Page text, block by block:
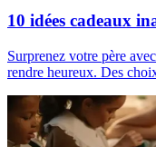
10 idées cadeaux
Surprenez votre père
rendre heureux. Des